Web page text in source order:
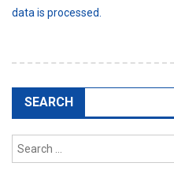
data is processed.
SEARCH